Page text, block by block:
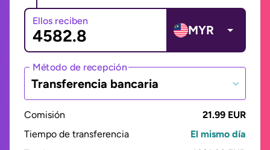
Ellos reciben
MYR
Método de recepción
Transferencia bancaria
Comisión
21.99 EUR
Tiempo de transferencia
El mismo día